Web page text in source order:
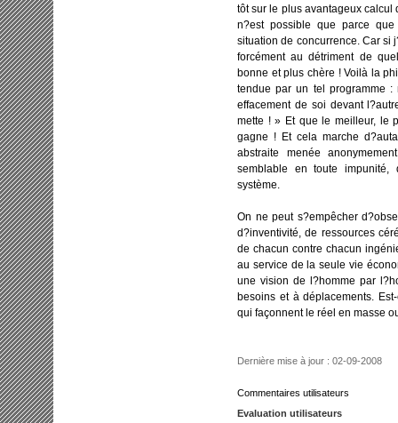
tôt sur le plus avantageux calcul
n?est possible que parce
situation de concurrence. Car si
forcément au détriment de
bonne et plus chère ! Voilà la
tendue par un tel programme
effacement de soi devant
mette ! » Et que le meilleur, le
gagne ! Et cela marche
abstraite menée
semblable en toute
système.
On ne peut s?empêcher
d?inventivité, de ressources
de chacun contre chacun
au service de la seule vie
une vision de l?homme par
besoins et à déplacements.
qui façonnent le réel en masse
Dernière mise à jour : 02-09-2008
Commentaires utilisateurs
Evaluation utilisateurs